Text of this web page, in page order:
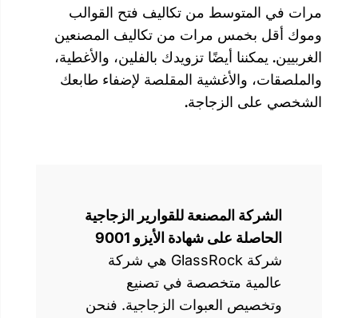
من تكاليف فتح القوالب
مرات من تكاليف المصنعين
أيضًا تزويدك بالفلين، والأغطية،
والأغشية المقلصة لإضفاء طابعك
الزجاجة.
المصنعة للقوارير الزجاجية
على شهادة الأيزو 9001
شركة GlassRock هي شركة
متخصصة في تصنيع
العبوات الزجاجية. فنحن